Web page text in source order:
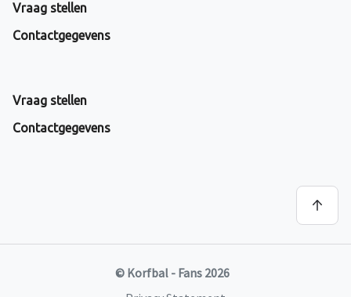
Vraag stellen
Contactgegevens
Vraag stellen
Contactgegevens
© Korfbal - Fans 2026